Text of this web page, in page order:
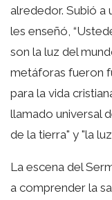
alrededor. Subió a
les enseñó,
son la luz del
metáforas fueron
para la vida
llamado universal
de la tierra" y "la
La escena del
a comprender la